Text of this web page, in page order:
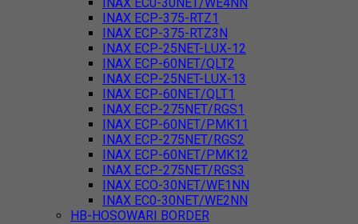
INAX ECP-375-RTZ1
INAX ECP-375-RTZ3N
INAX ECP-25NET-LUX-12
INAX ECP-60NET/QLT2
INAX ECP-25NET-LUX-13
INAX ECP-60NET/QLT1
INAX ECP-275NET/RGS1
INAX ECP-60NET/PMK11
INAX ECP-275NET/RGS2
INAX ECP-60NET/PMK12
INAX ECP-275NET/RGS3
INAX ECO-30NET/WE1NN
INAX EC0-30NET/WE2NN
HB-HOSOWARI BORDER